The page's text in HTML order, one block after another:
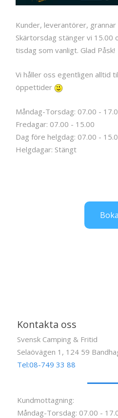
Kontakta oss
Svensk Camping & Fritid
Selaövägen 1, 124 59
Tel:08-749 33 88
Kundmottagning:
Måndag-Torsdag: 07.00 -
Kunder, leverantörer, grannar
Skärtorsdag stänger vi 15.00
tisdag som vanligt. Glad Påsk!
Vi håller oss egentligen alltid
öppettider
Måndag-Torsdag: 07.00 -
Fredagar: 07.00 - 15.00
Dag före helgdag: 07.00 -
Helgdagar: Stängt
Boka